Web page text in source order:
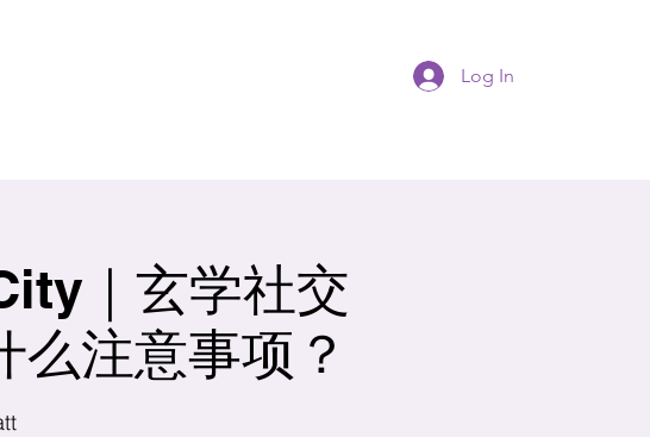
Log In
｜玄学社交
注意事项？